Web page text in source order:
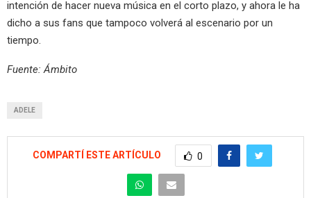
intención de hacer nueva música en el corto plazo, y ahora le ha
dicho a sus fans que tampoco volverá al escenario por un
tiempo.
Fuente: Ámbito
ADELE
COMPARTÍ ESTE ARTÍCULO 0